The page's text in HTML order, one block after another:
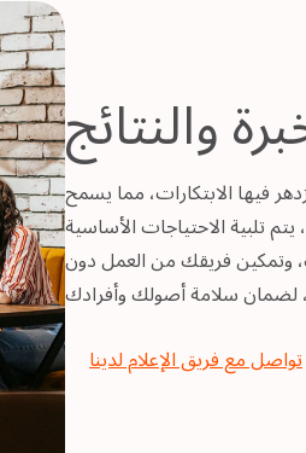
والنتائج
فيها الابتكارات، مما يسمح
تلبية الاحتياجات الأساسية
وتمكين فريقك من العمل دون
تواصل مع فريق الإعلام لدينا